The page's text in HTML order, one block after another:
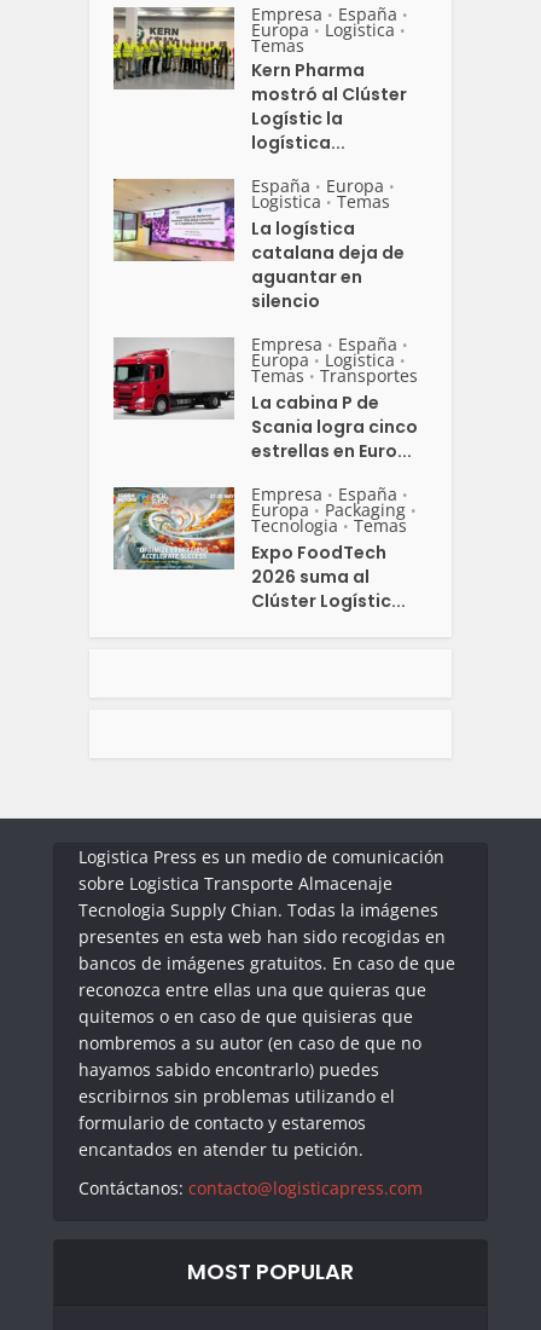
Empresa • España •
Europa • Logistica •
Temas
Kern Pharma
mostró al Clúster
Logístic la
logística...
España • Europa •
Logistica • Temas
La logística
catalana deja de
aguantar en
silencio
Empresa • España •
Europa • Logistica •
Temas • Transportes
La cabina P de
Scania logra cinco
estrellas en Euro...
Empresa • España •
Europa • Packaging •
Tecnologia • Temas
Expo FoodTech
2026 suma al
Clúster Logístic...
Logistica Press es un medio de comunicación
sobre Logistica Transporte Almacenaje
Tecnologia Supply Chian. Todas la imágenes
presentes en esta web han sido recogidas en
bancos de imágenes gratuitos. En caso de que
reconozca entre ellas una que quieras que
quitemos o en caso de que quisieras que
nombremos a su autor (en caso de que no
hayamos sabido encontrarlo) puedes
escribirnos sin problemas utilizando el
formulario de contacto y estaremos
encantados en atender tu petición.
Contáctanos: contacto@logisticapress.com
MOST POPULAR